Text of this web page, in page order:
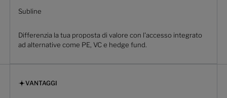
Subline
Differenzia la tua proposta di valore con l'accesso integrato
ad alternative come PE, VC e hedge fund.
VANTAGGI